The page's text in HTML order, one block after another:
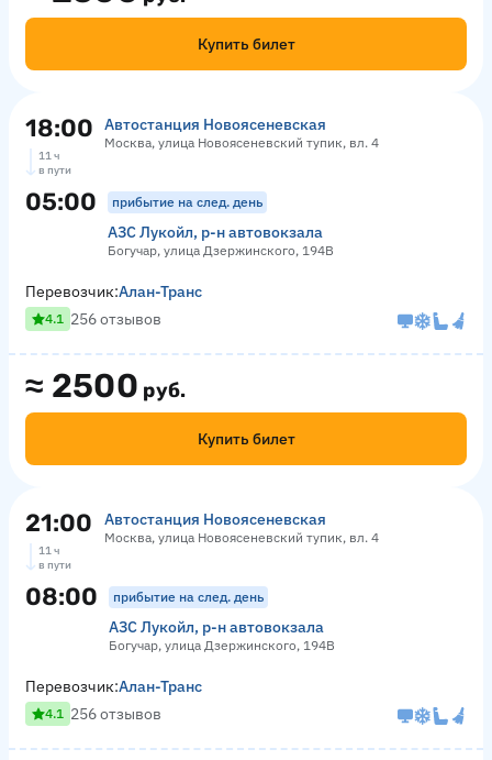
Купить билет
18:00 Автостанция Новоясеневская
Москва, улица Новоясеневский тупик, вл. 4
11 ч
в пути
05:00 прибытие на след. день
АЗС Лукойл, р-н автовокзала
Богучар, улица Дзержинского, 194В
≈ 2500 руб.
Купить билет
Перевозчик:Алан-Транс
4.1 256 отзывов
21:00 Автостанция Новоясеневская
Москва, улица Новоясеневский тупик, вл. 4
11 ч
в пути
08:00 прибытие на след. день
АЗС Лукойл, р-н автовокзала
Богучар, улица Дзержинского, 194В
Перевозчик:Алан-Транс
4.1 256 отзывов